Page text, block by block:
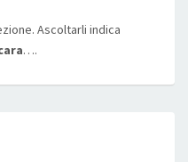
Ascoltarli indica
….